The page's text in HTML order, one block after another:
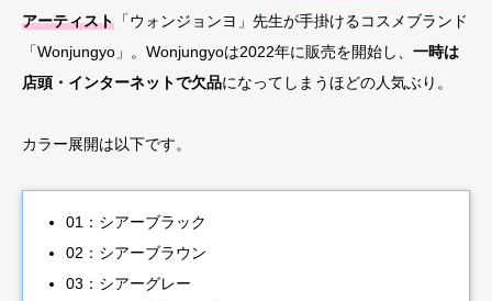
アーティスト 「ウォンジョンヨ」先生が手掛けるコスメブランド
「Wonjungyo」。Wonjungyoは2022年に販売を開始し、 一時は
店頭・インターネットで欠品になってしまうほどの人気ぶり。
カラー展開は以下です。
01：シアーブラック
02：シアーブラウン
03：シアーグレー